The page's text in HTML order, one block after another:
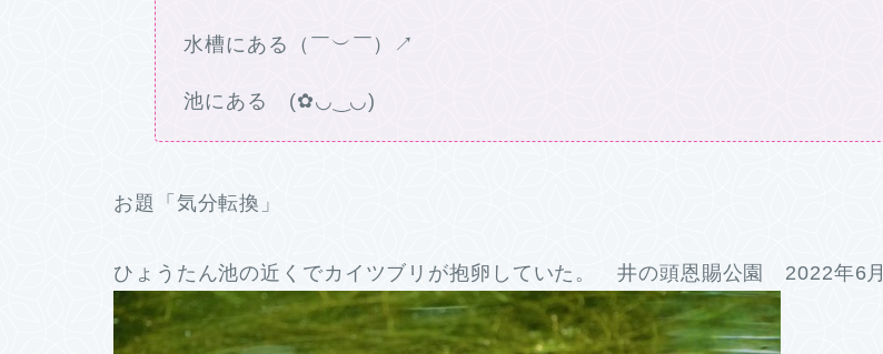
水槽にある（￣︶￣）↗
池にある (✿◡‿◡)
お題「気分転換」
ひょうたん池の近くでカイツブリが抱卵していた。 井の頭恩賜公園 2022年6月